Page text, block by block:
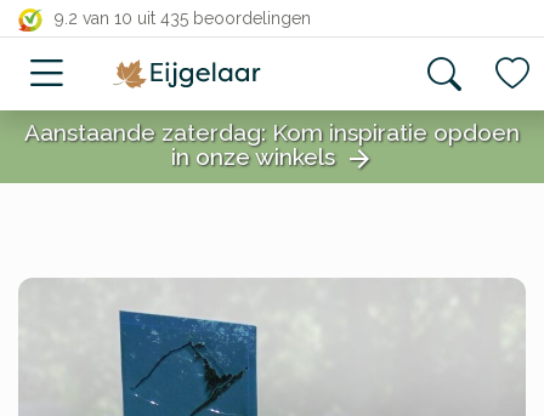
9.2 van 10 uit 435 beoordelingen
close
close
Aanstaande zaterdag: Kom inspiratie opdoen
in onze winkels arrow_forward